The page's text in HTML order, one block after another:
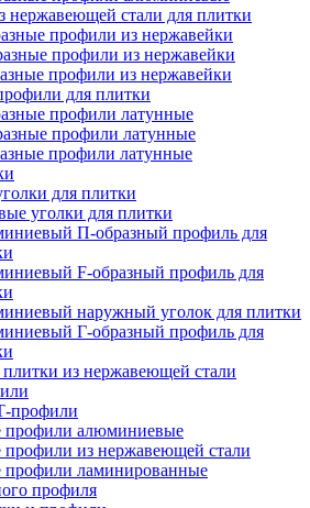
нержавеющей стали для плитки
профили из нержавейки
профили из нержавейки
профили из нержавейки
для плитки
профили латунные
профили латунные
профили латунные
для плитки
уголки для плитки
П-образный профиль для
F-образный профиль для
наружный уголок для плитки
Г-образный профиль для
из нержавеющей стали
профили
профили алюминиевые
профили из нержавеющей стали
профили ламинированные
профиля